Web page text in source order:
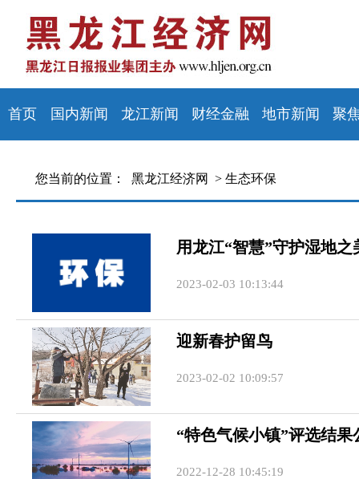
首页 国内新闻 龙江新闻 财经金融 地市新闻 聚
您当前的位置： 黑龙江经济网 > 生态环保
用龙江“智慧”守护湿地之
2023-02-03 10:13:44
迎新春护留鸟
2023-02-02 10:09:57
“特色气候小镇”评选结
2022-12-28 10:45:19